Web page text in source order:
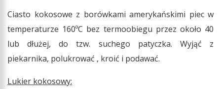
Ciasto kokosowe z borówkami amerykańskimi piec w
temperaturze 160ºC bez termoobiegu przez około 40
lub dłużej, do tzw. suchego patyczka. Wyjąć z
piekarnika, polukrować , kroić i podawać.
Lukier kokosowy: